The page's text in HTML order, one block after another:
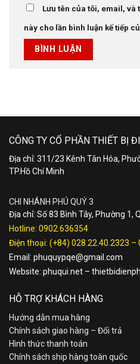
Lưu tên của tôi, email,
này cho lần bình luận kế tiếp
CÔNG TY CỔ PHẦN THIẾT BỊ
Địa chỉ: 311/23 Kênh Tân Hóa,
TP.Hồ Chí Minh
CHI NHÁNH PHÚ QUÝ 3
Địa chỉ: Số 83 Bình Tây, Phường 1,
Hotline: 0902.636354
Điện thoại: (+84) 028.22.40.2323 –
Email: phuquypqe@gmail.com
Website: phuqui.net –
HỖ TRỢ KHÁCH HÀNG
Hướng dẫn mua hàng
Chính sách giao hàng – Đổi trả
Hình thức thanh toán
Chính sách ship hàng toàn quốc